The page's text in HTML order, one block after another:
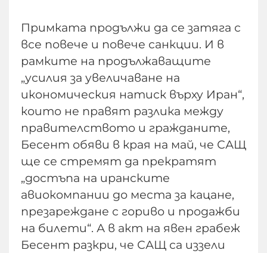
Примката продължи да се затяга с
все повече и повече санкции. И в
рамките на продължаващите
„усилия за увеличаване на
икономическия натиск върху Иран“,
които не правят разлика между
правителството и гражданите,
Бесент обяви в края на май, че САЩ
ще се стремят да прекратят
„достъпа на иранските
авиокомпании до места за кацане,
презареждане с гориво и продажби
на билети“. А в акт на явен грабеж
Бесент разкри, че САЩ са иззели